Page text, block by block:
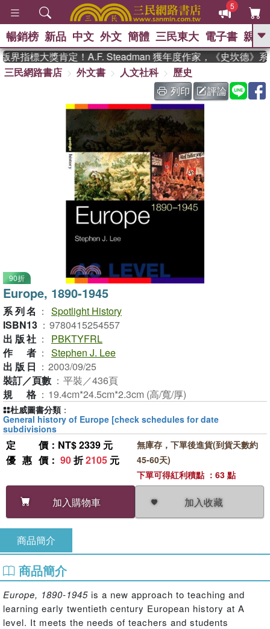
5
GO
熱搜： 東野圭吾 、
The Odyssey 、 父親節 、 如果歷
史是一群喵 、 暑期推薦 、 國際布克
獎 臺灣漫遊錄 、 方念華
登輝時代 、 數學女孩：黎曼猜想
偉大的迷走神經
暢銷榜 新品 中文 外文 簡體 三民東大 電子書 親子
指標大獎肯定！A.F. Steadman 獲年度作家，《史坎德》系
三民網路書店
外文書 人文社科
歷史
列印
評論
90折
Europe, 1890-1945
系列名 ： Spotlight History
ISBN13 ： 9780415254557
出版社 ：
PBKTYFRL
作者 ： Stephen J. Lee
出版日 ： 2003/09/25
裝訂／頁數 ： 平裝／436頁
規格 ： 19.4cm*24.5cm*2.3cm (高/寬/厚)
定價 ：NT$ 2339 元
優惠價 ： 90折2105 元
加入購物車 加入收藏
無庫存，下單後進貨(到貨天數約
45-60天)
下單可得紅利積點 ：63 點
杜威圖書分類 ：
General history of Europe [check schedules for date
subdivisions
商品簡介
商品簡介
Europe, 1890-1945 is a new approach to teaching and
learning early twentieth century European history at A
level. It meets the needs of teachers and students